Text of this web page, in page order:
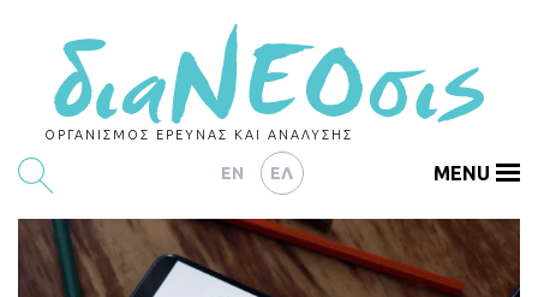
ΟΡΓΑΝΙΣΜΟΣ ΕΡΕΥΝΑΣ ΚΑΙ ΑΝΑΛΥΣΗΣ
EN ΕΛ
ΕΡΕΥΝΕΣ
MENU